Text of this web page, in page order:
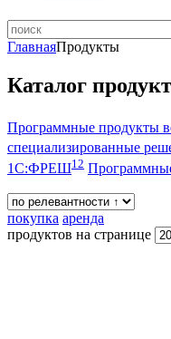
ГлавнаяПродукты
Каталог
Программные продукты
специализированные
1С:ФРЕШ12
покупка аренда
продуктов на странице